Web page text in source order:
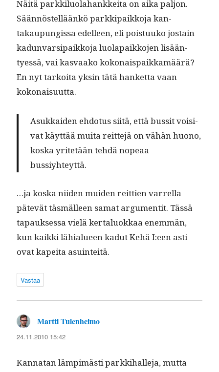
Näitä parkkilu­o­la­hankkei­ta on aika paljon.
Sään­nöstel­läänkö parkkipaikko­ja kan­
takaupungis­sa edelleen, eli pois­tuuko jostain
kadun­var­si­paikko­ja luo­la­paikko­jen lisään­
tyessä, vai kas­vaako kokon­ai­s­paikkamäärä?
En nyt tarkoi­ta yksin tätä han­ket­ta vaan
kokonaisuutta.
Asukkaiden ehdo­tus siitä, että bus­sit voisi­
vat käyt­tää mui­ta reit­te­jä on vähän huono,
kos­ka yritetään tehdä nopeaa
bussiyhteyttä.
…ja kos­ka niiden muiden reit­tien var­rel­la
pätevät täs­mälleen samat argu­men­tit. Tässä
tapauk­ses­sa vielä ker­talu­okkaa enem­män,
kun kaik­ki lähialueen kadut Kehä I:een asti
ovat kapei­ta asuinteitä.
Vastaa
Martti Tulenheimo
24.11.2010 15:42
Kan­natan lämpimästi parkki­halle­ja, mut­ta